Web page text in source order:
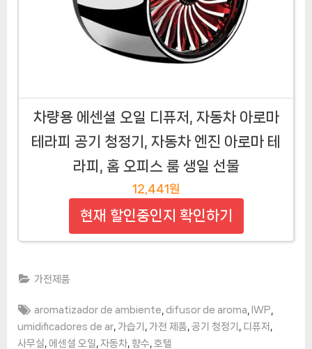
차량용 에센셜 오일 디퓨저, 자동차 아로마
테라피 공기 청정기, 자동차 엔진 아로마 테
라피, 홈 오피스 룸 생일 선물
12,441원
현재 할인중인지 확인하기
가전제품
Tags:
aromatizador de ambiente ,difusor de aroma ,IWP
umidificadores de ar 가습기 가전 제품 공기 청정기 디퓨저
사무실 에센셜 오일 자동차 향수 호텔